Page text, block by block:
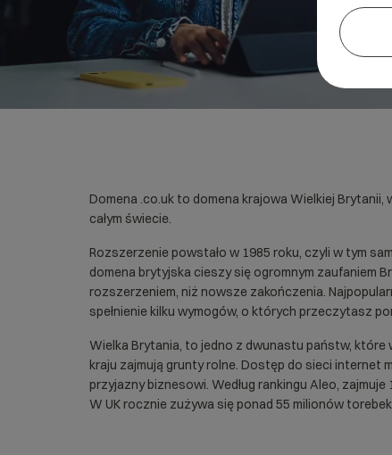
Domena .co.uk to domena krajowa Wielkiej
całym świecie.
Rozszerzenie powstało w 1985 roku, czyli w tym
domena brytyjska cieszy się ogromnym zaufaniem
rozszerzeniem, niż nowsze zakończenia.
spełnienie kilku wymogów, o których przeczytasz
Wielka Brytania, to jedno z dwunastu państw, które
kraju zajmują grunty rolne. Dostęp do sieci internet
przyjazny biznesowi. Według rankingu Aleo,
W UK rocznie zużywa się ponad 55 milionów